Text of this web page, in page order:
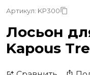
Артикул: KP300
Лосьон
Kapous